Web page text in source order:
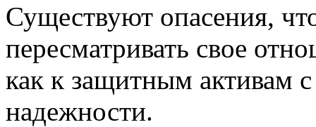
Существуют опасения,
пересматривать свое
как к защитным активам
надежности.